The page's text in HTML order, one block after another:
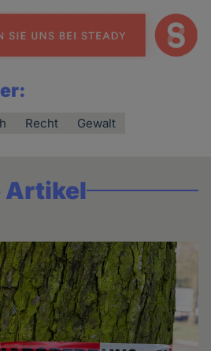
Recht Gewalt
Artikel